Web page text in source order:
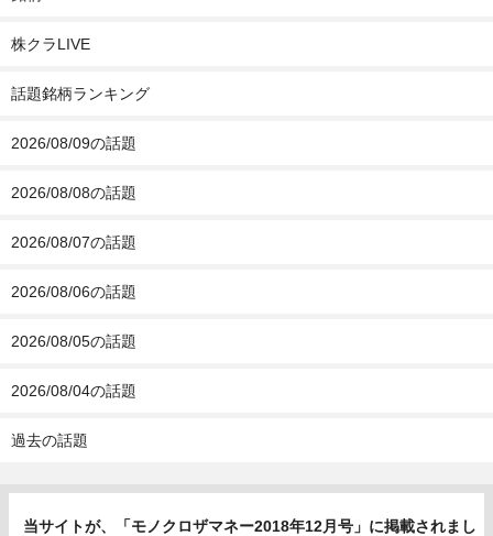
株クラLIVE
話題銘柄ランキング
2026/08/09の話題
2026/08/08の話題
2026/08/07の話題
2026/08/06の話題
2026/08/05の話題
2026/08/04の話題
過去の話題
当サイトが、「モノクロザマネー2018年12月号」に掲載されまし